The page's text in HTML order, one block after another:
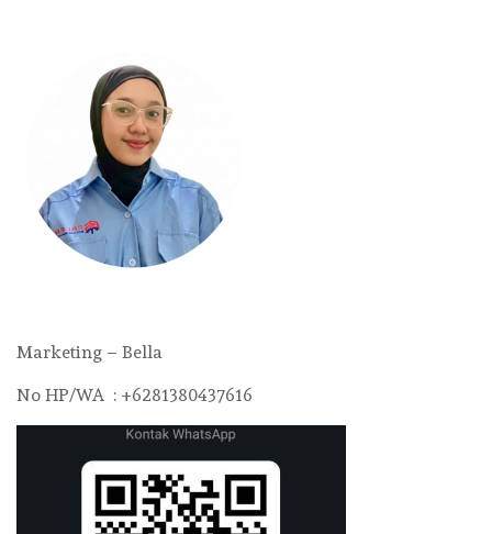
Marketing – Bella
No HP/WA : +6281380437616